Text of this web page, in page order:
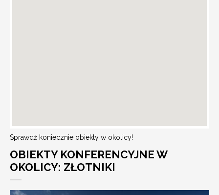
Sprawdź koniecznie obiekty w okolicy!
OBIEKTY KONFERENCYJNE W
OKOLICY: ZŁOTNIKI